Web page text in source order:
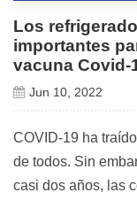
Los
importantes
vacuna Covid-
Jun 10, 2022
COVID-19 ha
de todos. Sin
casi dos años, las